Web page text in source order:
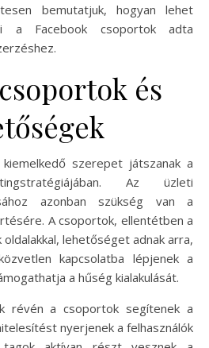
bemutatjuk, hogyan lehet
a Facebook csoportok adta
és
szerepet játszanak a
Az üzleti
azonban szükség van a
A csoportok, ellentétben a
lehetőséget adnak arra,
kapcsolatba lépjenek a
a hűség kialakulását.
révén a csoportok segítenek a
nyerjenek a felhasználók